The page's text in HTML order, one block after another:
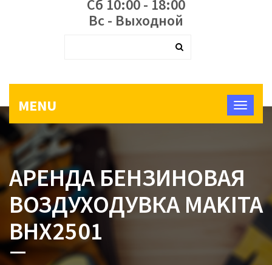
Сб 10:00 - 18:00
Вс - Выходной
MENU
АРЕНДА БЕНЗИНОВАЯ
ВОЗДУХОДУВКА MAKITA
BHX2501